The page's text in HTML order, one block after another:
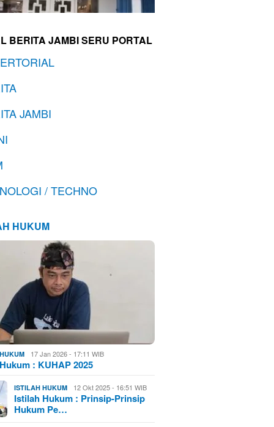
BERITA JAMBI SERU PORTAL
JAMBI
/ TECHNO
HUKUM
17 Jan 2026 - 17:11 WIB
: KUHAP 2025
ISTILAH HUKUM 12 Okt 2025 - 16:51 WIB
Istilah Hukum : Prinsip-Prinsip
Hukum Pe…